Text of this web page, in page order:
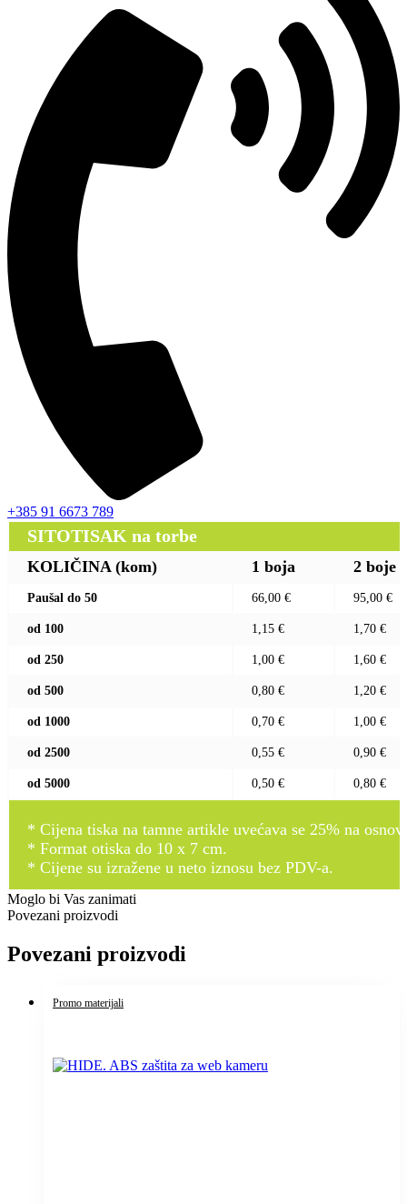
+385 91 6673 789
SITOTISAK na torbe
KOLIČINA (kom) 1 boja 2 boje
Paušal do 50 66,00 € 95,00 €
od 100 1,15 € 1,70 €
od 250 1,00 € 1,60 €
od 500 0,80 € 1,20 €
od 1000 0,70 € 1,00 €
od 2500 0,55 € 0,90 €
od 5000 0,50 € 0,80 €
* Cijena tiska na tamne artikle uvećava se 25% na
* Format otiska do 10 x 7 cm.
* Cijene su izražene u neto iznosu bez PDV-a.
Moglo bi Vas zanimati
Povezani proizvodi
Povezani proizvodi
Promo materijali